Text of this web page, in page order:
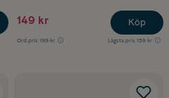
149 kr
Ord.pris 199 kr Lägsta pris 159 kr
Köp